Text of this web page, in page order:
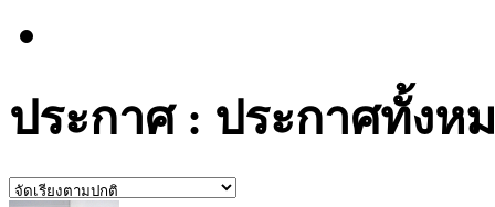
ประกาศ : ประกาศทั้ง